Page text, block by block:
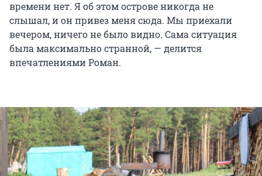
времени нет. Я об этом острове никогда не
слышал, и он привез меня сюда. Мы приехали
вечером, ничего не было видно. Сама ситуация
была максимально странной, — делится
впечатлениями Роман.